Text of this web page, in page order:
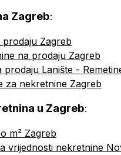
Zagreb:
prodaju Zagreb
na prodaju Zagreb
prodaju Lanište -
za nekretnine Zagreb
u Zagreb:
m² Zagreb
vrijednosti nekretnine